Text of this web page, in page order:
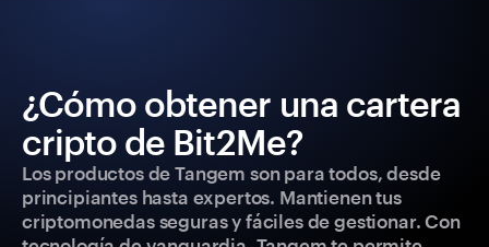
¿Cómo obtener una cartera
cripto de Bit2Me?
Los productos de Tangem son para todos, desde
principiantes hasta expertos. Mantienen tus
criptomonedas seguras y fáciles de gestionar. Con